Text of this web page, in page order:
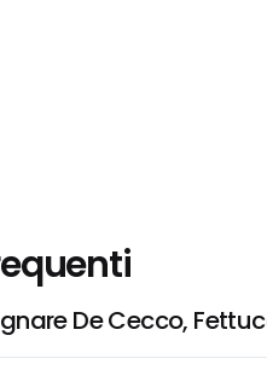
De Cecco,